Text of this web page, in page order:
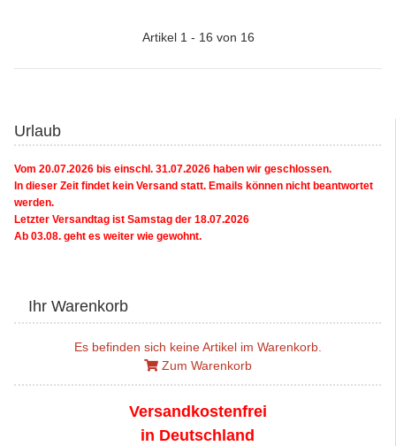
Artikel 1 - 16 von 16
Urlaub
Vom 20.07.2026 bis einschl. 31.07.2026 haben wir geschlossen.
In dieser Zeit findet kein Versand statt. Emails können nicht beantwortet
werden.
Letzter Versandtag ist Samstag der 18.07.2026
Ab 03.08. geht es weiter wie gewohnt.
Ihr Warenkorb
Es befinden sich keine Artikel im Warenkorb.
Zum Warenkorb
Versandkostenfrei
in Deutschland